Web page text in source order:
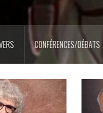
CONFÉRENCES/DÉBATS